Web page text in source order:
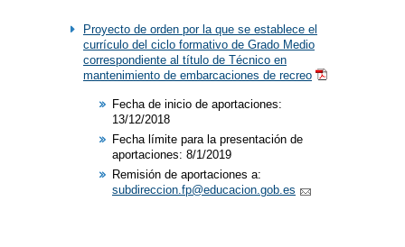
Proyecto de orden por la que se establece el
currículo del ciclo formativo de Grado Medio
correspondiente al título de Técnico en
mantenimiento de embarcaciones de recreo
Fecha de inicio de aportaciones:
13/12/2018​
Fecha límite para la presentación de
aportaciones: 8/1/2019
Remisión de aportaciones a:
subdireccion.fp@educacion.gob.es